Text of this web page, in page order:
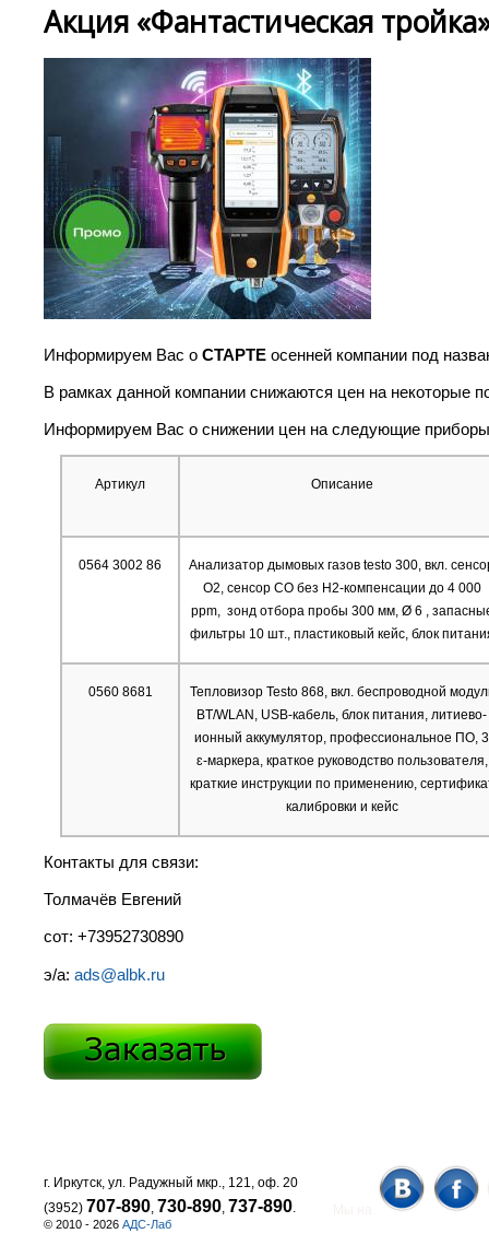
Акция «Фантастическая
Информируем Вас о СТАРТЕ осенней компании под
В рамках данной компании снижаются цен на некоторые
Информируем Вас о снижении цен на следующие
Артикул Описание
0564 3002 86
Анализатор дымовых газов testo 300, вкл.
O2, сенсор СО без H2-компенсации до 4 000
ppm, зонд отбора пробы 300 мм, Ø 6 ,
фильтры 10 шт., пластиковый кейс, блок
0560 8681
Тепловизор Testo 868, вкл. беспроводной
BT/WLAN, USB-кабель, блок питания, литиево-
ионный аккумулятор, профессиональное ПО, 3
ɛ-маркера, краткое руководство пользователя,
краткие инструкции по применению,
калибровки и кейс
Контакты для связи:
Толмачёв Евгений
сот: +73952730890
э/а: ads@albk.ru
© 2010 - 2026 АДС-Лаб
г. Иркутск, ул. Радужный мкр., 121, оф. 20
(3952) 707-890 730-890 737-890